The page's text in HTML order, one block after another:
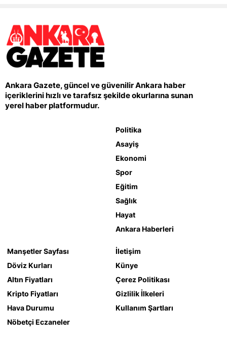
Ankara Gazete, güncel ve güvenilir Ankara haber
içeriklerini hızlı ve tarafsız şekilde okurlarına sunan
yerel haber platformudur.
Politika
Asayiş
Ekonomi
Spor
Eğitim
Sağlık
Hayat
Ankara Haberleri
Manşetler Sayfası
Döviz Kurları
Altın Fiyatları
Kripto Fiyatları
Hava Durumu
Nöbetçi Eczaneler
İletişim
Künye
Çerez Politikası
Gizlilik İlkeleri
Kullanım Şartları